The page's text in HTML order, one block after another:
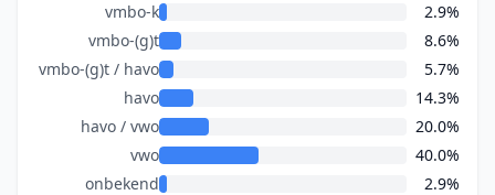
vmbo-k
2.9%
vmbo-(g)t
8.6%
vmbo-(g)t / havo
5.7%
havo
14.3%
havo / vwo
20.0%
vwo
40.0%
onbekend
2.9%